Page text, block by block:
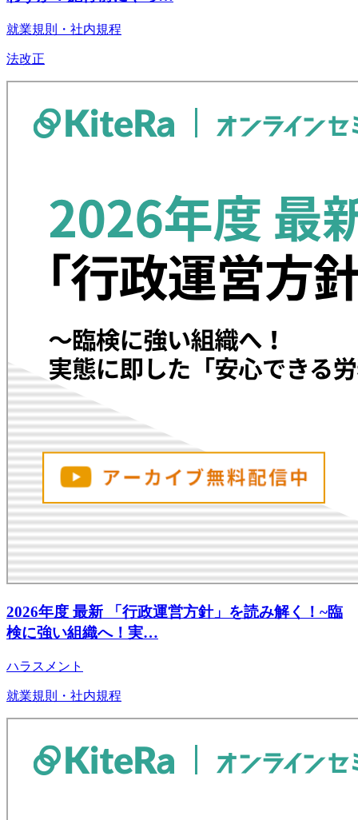
就業規則・社内規程
法改正
2026年度 最新 「行政運営方針」を読み解く！~臨
検に強い組織へ！実…
ハラスメント
就業規則・社内規程